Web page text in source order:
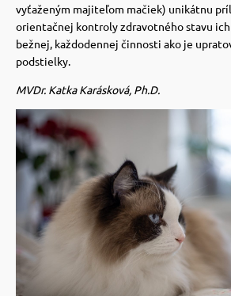
vyťaženým majiteľom mačiek) unikátnu
orientačnej kontroly zdravotného stavu
bežnej, každodennej činnosti ako je
podstielky.
MVDr. Katka Karásková, Ph.D.